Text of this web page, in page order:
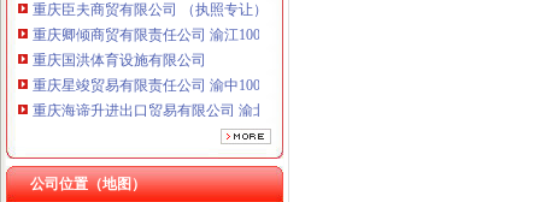
重庆卿倾商贸有限责任公司 渝江100万 （工商注册）
重庆国洪体育设施有限公司
重庆星竣贸易有限责任公司 渝中100万 （进出口权）
重庆海谛升进出口贸易有限公司 渝北100万 （进出口权）
重庆奕欣锦诚商贸有限公司 渝九50万 （工商注册）
重庆信同广告有限公司 渝沙50万 （工商注册）
重庆三虹房地产营销策划有限公司
重庆宝鹰汽车销售有限公司
公司位置（地图）